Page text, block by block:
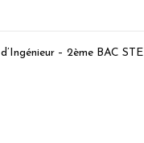
– 2ème BAC STE